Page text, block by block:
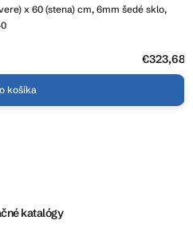
x 60 (stena) cm, 6mm šedé sklo,
€323,68
košíka
katalógy